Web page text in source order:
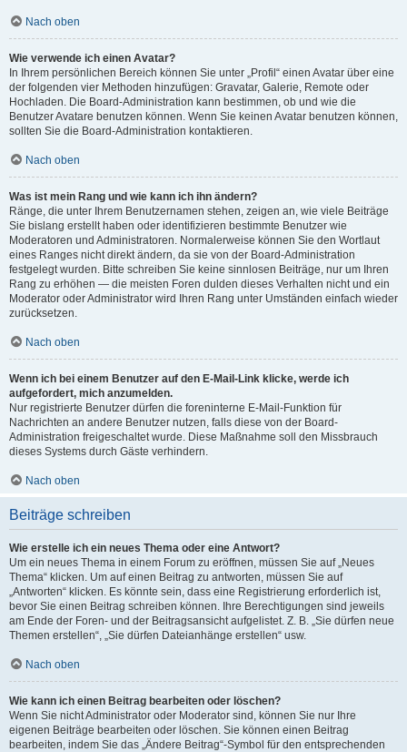
Nach oben
Wie verwende ich einen Avatar?
In Ihrem persönlichen Bereich können Sie unter „Profil“ einen Avatar über eine
der folgenden vier Methoden hinzufügen: Gravatar, Galerie, Remote oder
Hochladen. Die Board-Administration kann bestimmen, ob und wie die
Benutzer Avatare benutzen können. Wenn Sie keinen Avatar benutzen können,
sollten Sie die Board-Administration kontaktieren.
Nach oben
Was ist mein Rang und wie kann ich ihn ändern?
Ränge, die unter Ihrem Benutzernamen stehen, zeigen an, wie viele Beiträge
Sie bislang erstellt haben oder identifizieren bestimmte Benutzer wie
Moderatoren und Administratoren. Normalerweise können Sie den Wortlaut
eines Ranges nicht direkt ändern, da sie von der Board-Administration
festgelegt wurden. Bitte schreiben Sie keine sinnlosen Beiträge, nur um Ihren
Rang zu erhöhen — die meisten Foren dulden dieses Verhalten nicht und ein
Moderator oder Administrator wird Ihren Rang unter Umständen einfach wieder
zurücksetzen.
Nach oben
Wenn ich bei einem Benutzer auf den E-Mail-Link klicke, werde ich
aufgefordert, mich anzumelden.
Nur registrierte Benutzer dürfen die foreninterne E-Mail-Funktion für
Nachrichten an andere Benutzer nutzen, falls diese von der Board-
Administration freigeschaltet wurde. Diese Maßnahme soll den Missbrauch
dieses Systems durch Gäste verhindern.
Nach oben
Beiträge schreiben
Wie erstelle ich ein neues Thema oder eine Antwort?
Um ein neues Thema in einem Forum zu eröffnen, müssen Sie auf „Neues
Thema“ klicken. Um auf einen Beitrag zu antworten, müssen Sie auf
„Antworten“ klicken. Es könnte sein, dass eine Registrierung erforderlich ist,
bevor Sie einen Beitrag schreiben können. Ihre Berechtigungen sind jeweils
am Ende der Foren- und der Beitragsansicht aufgelistet. Z. B. „Sie dürfen neue
Themen erstellen“, „Sie dürfen Dateianhänge erstellen“ usw.
Nach oben
Wie kann ich einen Beitrag bearbeiten oder löschen?
Wenn Sie nicht Administrator oder Moderator sind, können Sie nur Ihre
eigenen Beiträge bearbeiten oder löschen. Sie können einen Beitrag
bearbeiten, indem Sie das „Ändere Beitrag“-Symbol für den entsprechenden